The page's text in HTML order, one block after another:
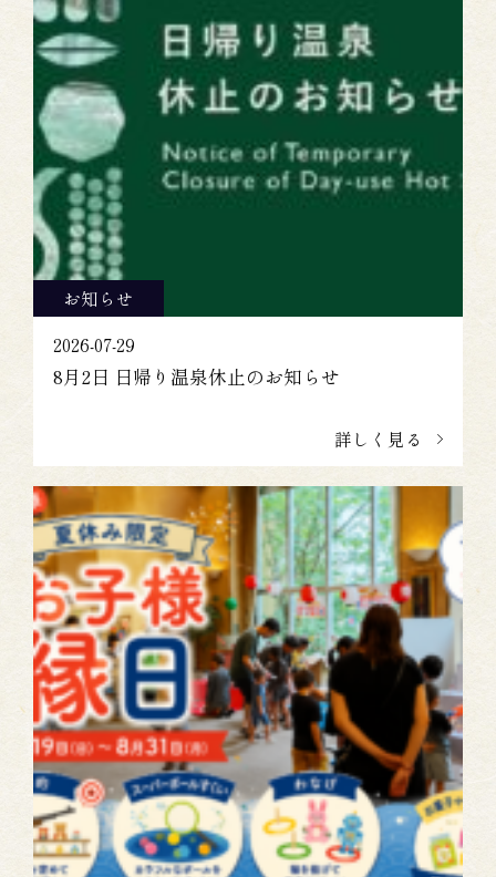
お知らせ
2026-07-29
8月2日 日帰り温泉休止のお知らせ
詳しく見る